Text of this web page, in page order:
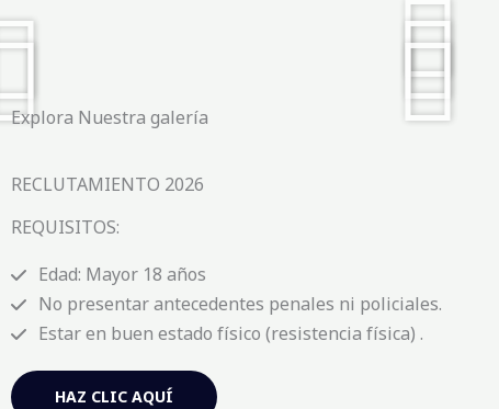
Explora Nuestra galería
RECLUTAMIENTO 2026
REQUISITOS:
Edad: Mayor 18 años
No presentar antecedentes penales ni policiales.
Estar en buen estado físico (resistencia física) .
HAZ CLIC AQUÍ